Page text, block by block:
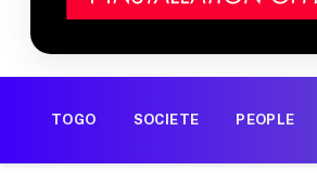
TOGO SOCIETE PEOPLE